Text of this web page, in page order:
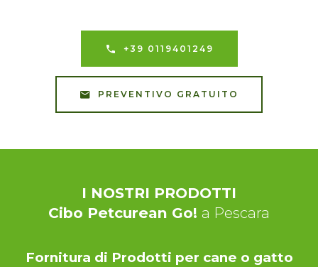
+39 0119401249
PREVENTIVO GRATUITO
I NOSTRI PRODOTTI
Cibo Petcurean Go! a Pescara
Fornitura di Prodotti per cane o gatto